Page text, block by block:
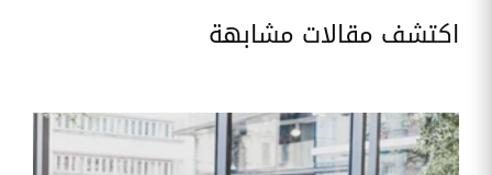
اكتشف مقالات مشابهة